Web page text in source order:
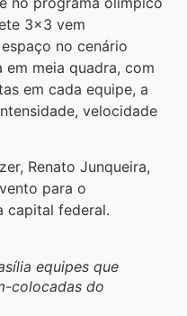
3×3 vem
no cenário
meia quadra, com
em cada equipe, a
velocidade
Renato Junqueira,
para o
capital federal.
equipes que
colocadas do